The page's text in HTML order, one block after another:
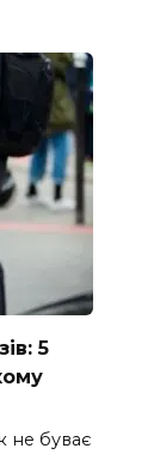
5
не буває